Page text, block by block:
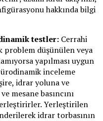
hakkında bilgi
testler: Cerrahi
düşünülen veya
yapılması uygun
inceleme
idrar yoluna ve
mesane basıncını
Yerleştirilen
idrar torbasının